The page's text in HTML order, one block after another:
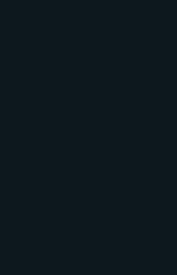
nicht, um ein
zwischen MS M
gerichtlichen
vor dem
durch
wobei beide
oder gar
des
gehabt.